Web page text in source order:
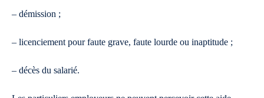
– démission ;
– licenciement pour faute grave, faute lourde ou inaptitude ;
– décès du salarié.